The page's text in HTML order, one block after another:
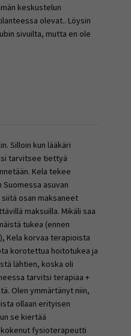
keskustelun
olevat.. Löysin
sivuilta, mutta en ole
Silloin kun lääkäri
tarvitsee tiettyä
Kela tekee
asuvan
osan maksaneet
maksuilla. Mikäli saa
tukea (ennen
Kela korvaa terapioista
korotettua hoitotukea ja
lähtien, koska oli
tarvitsi terapiaa +
Olen ymmärtänyt niin,
ollaan erityisen
se kiertää
kokenut fysioterapeutti